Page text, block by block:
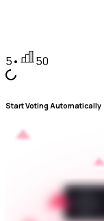
5• 50
Start Voting Automatically